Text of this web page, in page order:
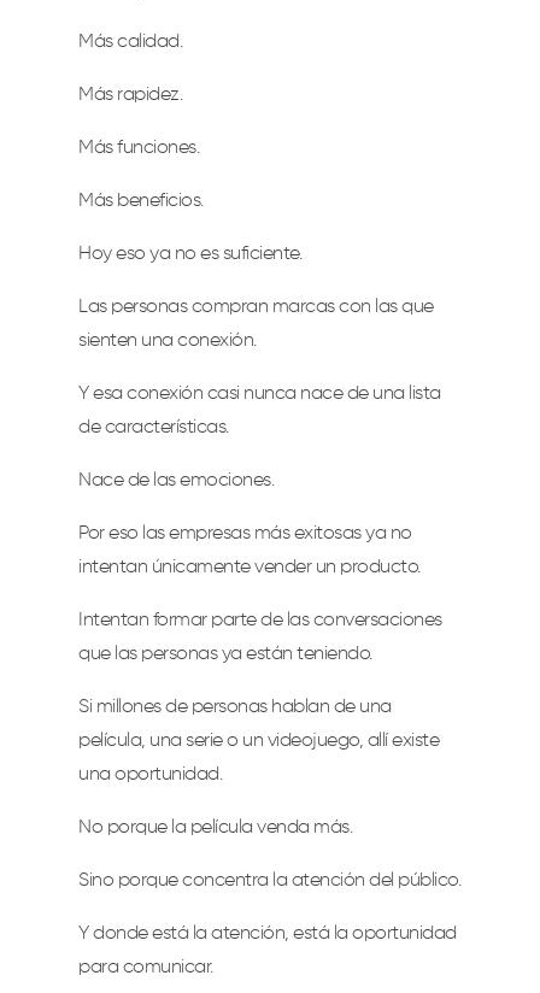
Más calidad.
Más rapidez.
Más funciones.
Más beneficios.
Hoy eso ya no es suficiente.
Las personas compran marcas con las que
sienten una conexión.
Y esa conexión casi nunca nace de una lista
de características.
Nace de las emociones.
Por eso las empresas más exitosas ya no
intentan únicamente vender un producto.
Intentan formar parte de las conversaciones
que las personas ya están teniendo.
Si millones de personas hablan de una
película, una serie o un videojuego, allí existe
una oportunidad.
No porque la película venda más.
Sino porque concentra la atención del público.
Y donde está la atención, está la oportunidad
para comunicar.